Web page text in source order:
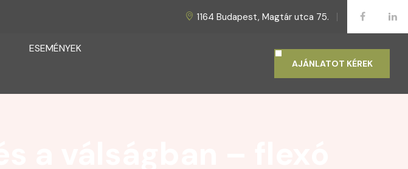
1164 Budapest, Magtár utca 75.
ESEMÉNYEK
AJÁNLATOT KÉREK